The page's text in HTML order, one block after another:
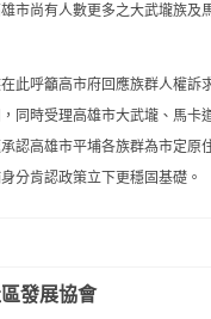
市尚有人數更多之大武壠族及
此呼籲高市府回應族群人權訴
同時受理高雄市大武壠、馬卡
認高雄市平埔各族群為市定原
分肯認政策立下更穩固基礎。
發展協會